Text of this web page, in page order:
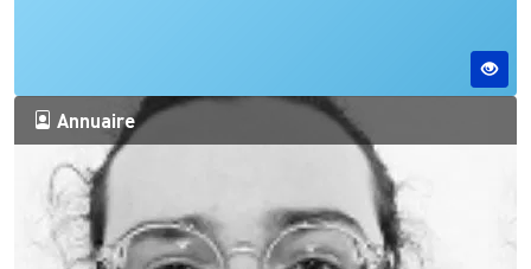
Annuaire